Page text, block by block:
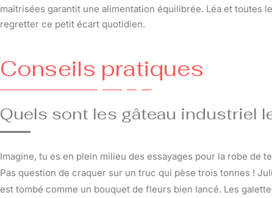
maîtrisées garantit une alimentation équilibrée. Léa et toutes
regretter ce petit écart quotidien.
Conseils pratiques
Quels sont les gâteau industriel
Imagine, tu es en plein milieu des essayages pour la robe de
Pas question de craquer sur un truc qui pèse trois tonnes !
est tombé comme un bouquet de fleurs bien lancé. Les